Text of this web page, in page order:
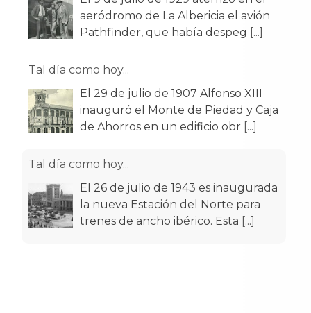
aeródromo de La Albericia el avión
Pathfinder, que había despeg[...]
Tal día como hoy...
El 29 de julio de 1907 Alfonso XIII
inauguró el Monte de Piedad y Caja
de Ahorros en un edificio obr[...]
Tal día como hoy...
El 26 de julio de 1943 es inaugurada
la nueva Estación del Norte para
trenes de ancho ibérico. Esta[...]